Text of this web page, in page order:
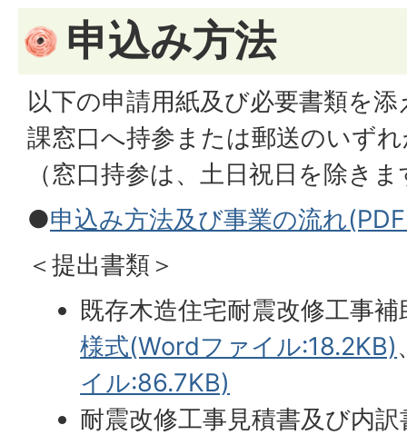
申込み方法
以下の申請用紙及び必要書類を
課窓口へ持参または郵送のいず
（窓口持参は、土日祝日を除き
●申込み方法及び事業の流れ
＜提出書類＞
既存木造住宅耐震改修工事
様式(Wordファイル:18.2KB)
イル:86.7KB)
耐震改修工事見積書及び内訳